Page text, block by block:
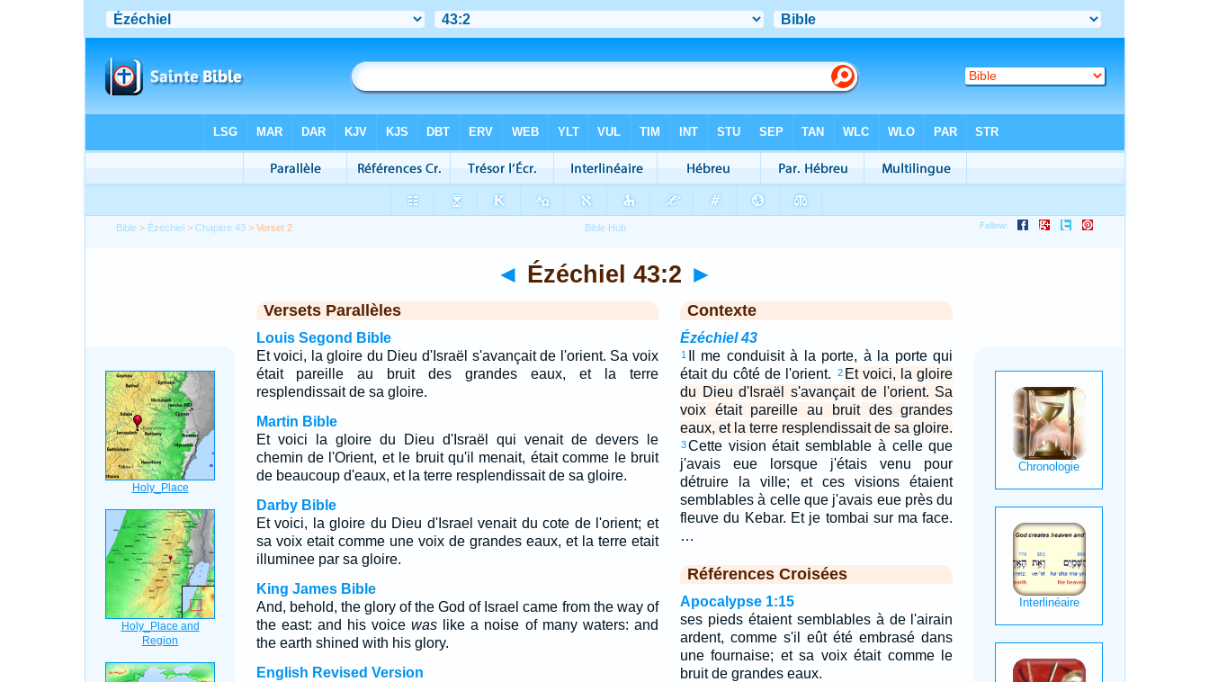
Bible > Ézéchiel >Chapitre 43 > Verset 2
◄ Ézéchiel 43:2 ►
Versets Parallèles
Louis Segond Bible
Et voici, la gloire du Dieu d'Israël s'avançait de l'orient. Sa voix
était pareille au bruit des grandes eaux, et la terre
resplendissait de sa gloire.
Martin Bible
Et voici la gloire du Dieu d'Israël qui venait de devers le
chemin de l'Orient, et le bruit qu'il menait, était comme le bruit
de beaucoup d'eaux, et la terre resplendissait de sa gloire.
Darby Bible
Et voici, la gloire du Dieu d'Israel venait du cote de l'orient; et
sa voix etait comme une voix de grandes eaux, et la terre etait
illuminee par sa gloire.
King James Bible
And, behold, the glory of the God of Israel came from the way of
the east: and his voicewas like a noise of many waters: and
the earth shined with his glory.
English Revised Version
Contexte
Ézéchiel 43
1
Il me conduisit à la porte, à la porte qui
était du côté de l'orient.
2 Et voici, la gloire
du Dieu d'Israël s'avançait de l'orient. Sa
voix était pareille au bruit des grandes
eaux, et la terre resplendissait de sa gloire.
3Cette vision était semblable à celle que
j'avais eue lorsque j'étais venu pour
détruire la ville; et ces visions étaient
semblables à celle que j'avais eue près du
fleuve du Kebar. Et je tombai sur ma face.
…
Références Croisées
Apocalypse 1:15
ses pieds étaient semblables à de l'airain
ardent, comme s'il eût été embrasé dans
une fournaise; et sa voix était comme le
bruit de grandes eaux.